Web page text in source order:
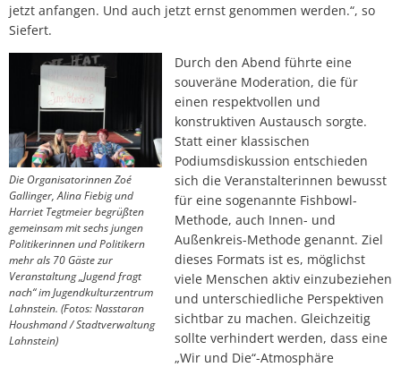
jetzt anfangen. Und auch jetzt ernst genommen werden.“, so
Siefert.
Die Organisatorinnen Zoé
Gallinger, Alina Fiebig und
Harriet Tegtmeier begrüßten
gemeinsam mit sechs jungen
Politikerinnen und Politikern
mehr als 70 Gäste zur
Veranstaltung „Jugend fragt
nach“ im Jugendkulturzentrum
Lahnstein. (Fotos: Nasstaran
Houshmand / Stadtverwaltung
Lahnstein)
Durch den Abend führte eine
souveräne Moderation, die für
einen respektvollen und
konstruktiven Austausch sorgte.
Statt einer klassischen
Podiumsdiskussion entschieden
sich die Veranstalterinnen bewusst
für eine sogenannte Fishbowl-
Methode, auch Innen- und
Außenkreis-Methode genannt. Ziel
dieses Formats ist es, möglichst
viele Menschen aktiv einzubeziehen
und unterschiedliche Perspektiven
sichtbar zu machen. Gleichzeitig
sollte verhindert werden, dass eine
„Wir und Die“-Atmosphäre